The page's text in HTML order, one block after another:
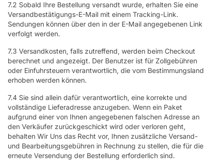
7.2 Sobald Ihre Bestellung versandt wurde, erhalten Sie eine
Versandbestätigungs-E-Mail mit einem Tracking-Link.
Sendungen können über den in der E-Mail angegebenen Link
verfolgt werden.
7.3 Versandkosten, falls zutreffend, werden beim Checkout
berechnet und angezeigt. Der Benutzer ist für Zollgebühren
oder Einfuhrsteuern verantwortlich, die vom Bestimmungsland
erhoben werden können.
7.4 Sie sind allein dafür verantwortlich, eine korrekte und
vollständige Lieferadresse anzugeben. Wenn ein Paket
aufgrund einer von Ihnen angegebenen falschen Adresse an
den Verkäufer zurückgeschickt wird oder verloren geht,
behalten Wir Uns das Recht vor, Ihnen zusätzliche Versand-
und Bearbeitungsgebühren in Rechnung zu stellen, die für die
erneute Versendung der Bestellung erforderlich sind.